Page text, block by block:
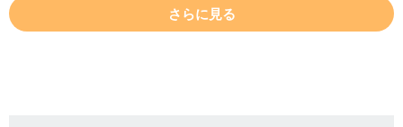
さらに見る